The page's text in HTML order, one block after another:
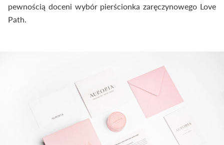
pewnością doceni wybór pierścionka zaręczynowego Love
Path.